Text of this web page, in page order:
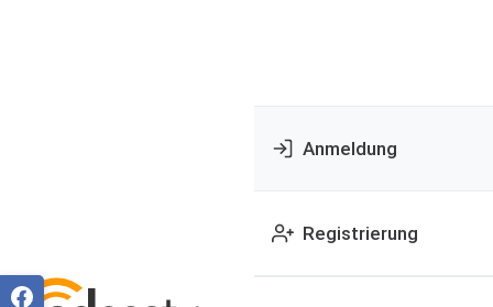
Anmeldung
Registrierung